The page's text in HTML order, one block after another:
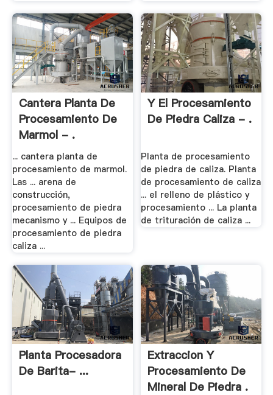
Cantera Planta De
Procesamiento De
Marmol - .
... cantera planta de
procesamiento de marmol.
Las ... arena de
construcción,
procesamiento de piedra
mecanismo y ... Equipos de
procesamiento de piedra
caliza ...
Y El Procesamiento
De Piedra Caliza - .
Planta de procesamiento
de piedra de caliza. Planta
de procesamiento de caliza
... el relleno de plástico y
procesamiento ... La planta
de trituración de caliza ...
Planta Procesadora
De Barita- ...
Extraccion Y
Procesamiento De
Mineral De Piedra .